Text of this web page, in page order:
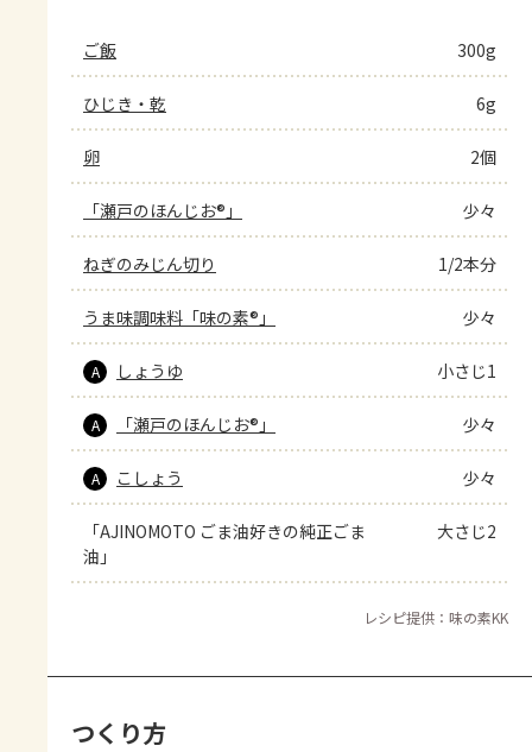
ご飯 300g
ひじき・乾 6g
卵 2個
「瀬戸のほんじお®」 少々
ねぎのみじん切り 1/2本分
うま味調味料「味の素®」 少々
A しょうゆ 小さじ1
A 「瀬戸のほんじお®」 少々
A こしょう 少々
「AJINOMOTO ごま油好きの純正ごま
油」
大さじ2
レシピ提供：味の素KK
つくり方